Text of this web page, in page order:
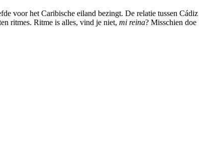
voor het Caribische eiland bezingt. De relatie tussen Cádiz
ritmes. Ritme is alles, vind je niet, mi reina? Misschien doe